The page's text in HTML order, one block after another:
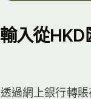
輸入從HKD
透過網上銀行轉